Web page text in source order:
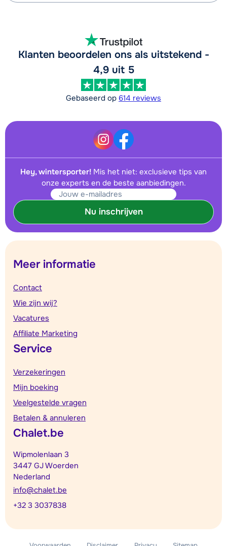
Klanten beoordelen ons als uitstekend -
4,9 uit 5
Gebaseerd op 614 reviews
Hey, wintersporter! Mis het niet: exclusieve tips van
onze experts en de beste aanbiedingen.
Nu inschrijven
Meer informatie
Contact
Wie zijn wij?
Vacatures
Affiliate Marketing
Service
Verzekeringen
Mijn boeking
Veelgestelde vragen
Betalen & annuleren
Chalet.be
Wipmolenlaan 3
3447 GJ Woerden
Nederland
info@chalet.be
+32 3 3037838